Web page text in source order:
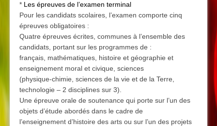
* Les épreuves de l’examen terminal
Pour les candidats scolaires, l’examen comporte cinq
épreuves obligatoires :
Quatre épreuves écrites, communes à l’ensemble des
candidats, portant sur les programmes de :
français, mathématiques, histoire et géographie et
enseignement moral et civique, sciences
(physique-chimie, sciences de la vie et de la Terre,
technologie – 2 disciplines sur 3).
Une épreuve orale de soutenance qui porte sur l’un des
objets d’étude abordés dans le cadre de
l’enseignement d’histoire des arts ou sur l’un des projets